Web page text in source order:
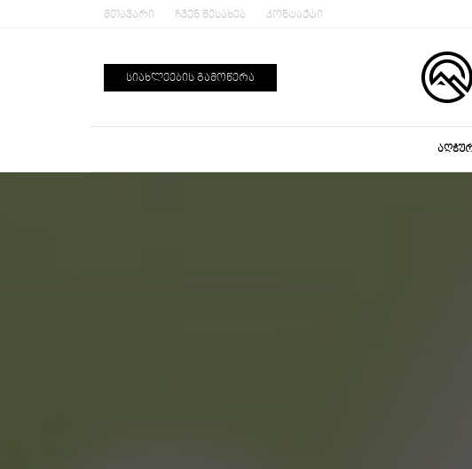
ᲛᲗᲐᲕᲐᲠᲘ ᲩᲕᲔᲜ ᲨᲔᲡᲐᲮᲔᲑ ᲙᲝᲜᲢᲐᲥᲢᲘ
ᲡᲘᲐᲮᲚᲔᲔᲑᲘᲡ ᲒᲐᲛᲝᲬᲔᲠᲐ